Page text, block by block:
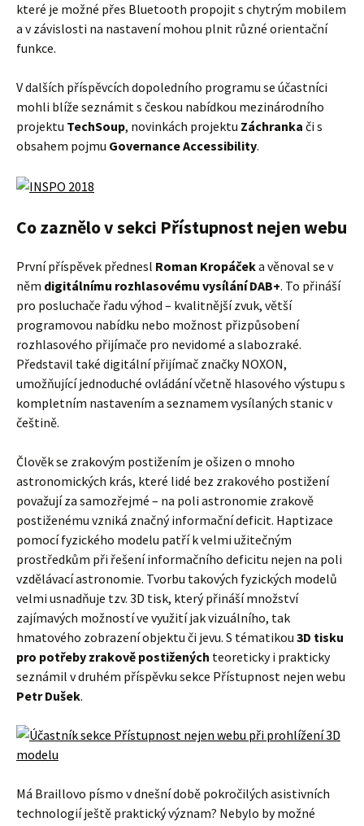
které je možné přes Bluetooth propojit s chytrým mobilem
a v závislosti na nastavení mohou plnit různé orientační
funkce.
V dalších příspěvcích dopoledního programu se účastníci
mohli blíže seznámit s českou nabídkou mezinárodního
projektu TechSoup, novinkách projektu Záchranka či s
obsahem pojmu Governance Accessibility.
Co zaznělo v sekci Přístupnost nejen webu
První příspěvek přednesl Roman Kropáčeka věnoval se v
něm digitálnímu rozhlasovému vysílání DAB+. To přináší
pro posluchače řadu výhod – kvalitnější zvuk, větší
programovou nabídku nebo možnost přizpůsobení
rozhlasového přijímače pro nevidomé a slabozraké.
Představil také digitální přijímač značky NOXON,
umožňující jednoduché ovládání včetně hlasového výstupu s
kompletním nastavením a seznamem vysílaných stanic v
češtině.
Člověk se zrakovým postižením je ošizen o mnoho
astronomických krás, které lidé bez zrakového postižení
považují za samozřejmé – na poli astronomie zrakově
postiženému vzniká značný informační deficit. Haptizace
pomocí fyzického modelu patří k velmi užitečným
prostředkům při řešení informačního deficitu nejen na poli
vzdělávací astronomie. Tvorbu takových fyzických modelů
velmi usnadňuje tzv. 3D tisk, který přináší množství
zajímavých možností ve využití jak vizuálního, tak
hmatového zobrazení objektu či jevu. S tématikou 3D tisku
pro potřeby zrakově postižených teoreticky i prakticky
seznámil v druhém příspěvku sekce Přístupnost nejen webu
Petr Dušek.
Má Braillovo písmo v dnešní době pokročilých asistivních
technologií ještě praktický význam? Nebylo by možné